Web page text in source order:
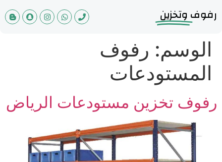
رفوف وتخزين
الوسم: رفوف
المستودعات
رفوف تخزين مستودعات الرياض